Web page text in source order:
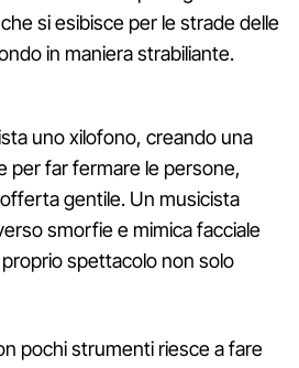
si esibisce per le strade delle
in maniera strabiliante.
uno xilofono, creando una
per far fermare le persone,
gentile. Un musicista
smorfie e mimica facciale
spettacolo non solo
pochi strumenti riesce a fare